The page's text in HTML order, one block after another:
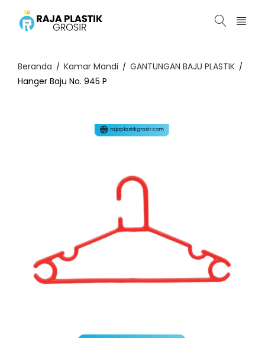
Beranda / Kamar Mandi / GANTUNGAN BAJU PLASTIK /
Hanger Baju No. 945 P